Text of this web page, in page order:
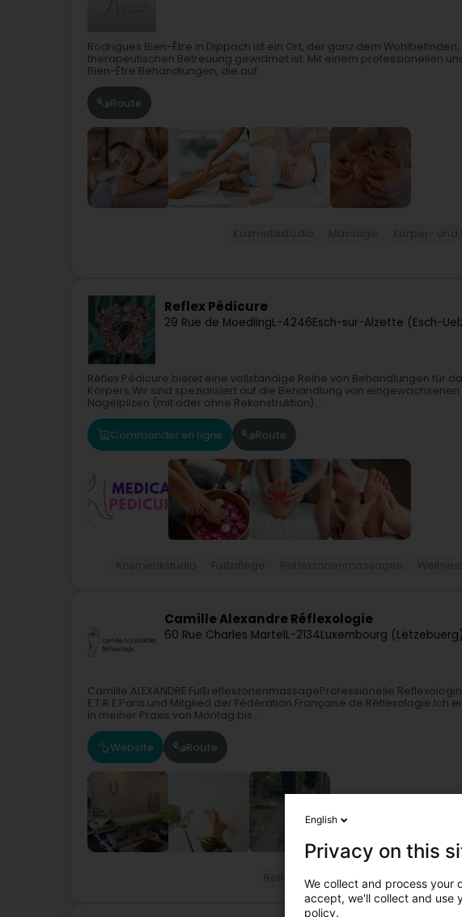
Rodrigues Bien-Être in Dippach ist ein Ort, der ganz dem
therapeutischen Betreuung gewidmet ist. Mit einem professionellen
Bien-Être Behandlungen, die auf...
Route
Reflex Pédicure
29 Rue de MoedlingL-4246Esch-sur-Alzette (Esch-
Réflex Pédicure bietet eine vollständige Reihe von Behandlungen für
Körpers.Wir sind spezialisiert auf die Behandlung von
Nagelpilzen (mit oder ohne Rekonstruktion)...
Commander en ligne Route
Camille Alexandre Réflexologie
60 Rue Charles MartelL-2134Luxembourg (Lëtzebuerg)
Camille ALEXANDRE FußreflexzonenmassageProfessionelle
E.T.R.E Paris und Mitglied der Fédération Française de
in meiner Praxis von Montag bis...
Website Route
Reflexzonenmassagen
English
Privacy on this
We collect and process your
accept, we'll collect and use
policy.